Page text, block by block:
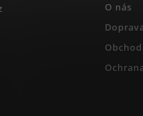
O nás